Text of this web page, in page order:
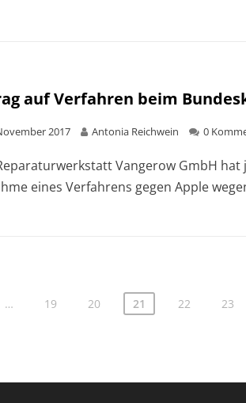
auf Verfahren beim
2017 Antonia Reichwein 0
Vangerow GmbH
eines Verfahrens gegen Apple
… 19 20 21 22 23